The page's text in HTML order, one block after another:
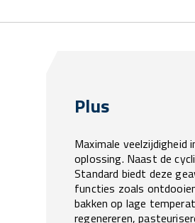
Plus
Maximale veelzijdigheid
oplossing. Naast de
Standard biedt deze
functies zoals
bakken op lage
regenereren,